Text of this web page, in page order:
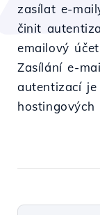
zasílat e-
činit
emailový
Zasílání e-
autentizací
hostingových